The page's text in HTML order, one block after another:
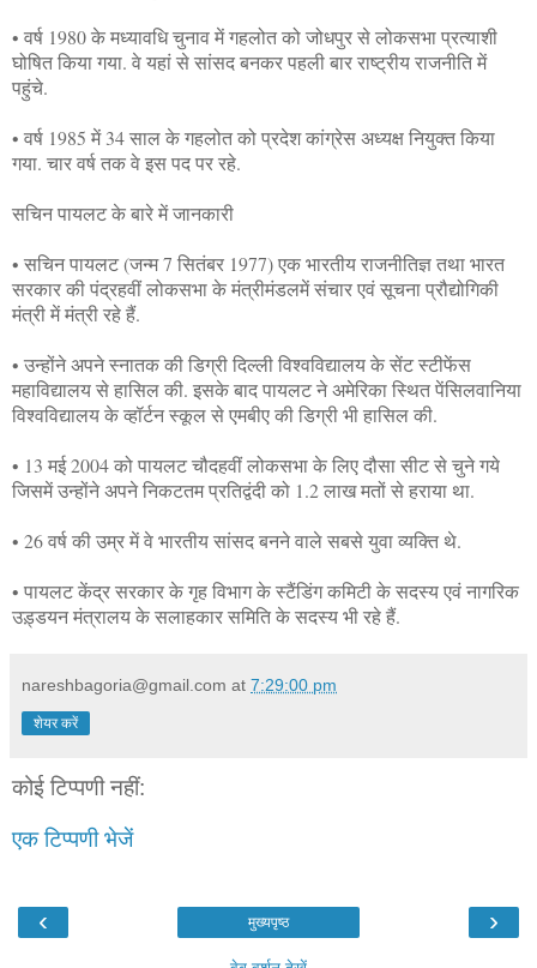
• वर्ष 1980 के मध्यावधि चुनाव में गहलोत को जोधपुर से लोकसभा प्रत्याशी
घोषित किया गया. वे यहां से सांसद बनकर पहली बार राष्ट्रीय राजनीति में
पहुंचे.
• वर्ष 1985 में 34 साल के गहलोत को प्रदेश कांग्रेस अध्यक्ष नियुक्त किया
गया. चार वर्ष तक वे इस पद पर रहे.
सचिन पायलट के बारे में जानकारी
• सचिन पायलट (जन्म 7 सितंबर 1977) एक भारतीय राजनीतिज्ञ तथा भारत
सरकार की पंद्रहवीं लोकसभा के मंत्रीमंडलमें संचार एवं सूचना प्रौद्योगिकी
मंत्री में मंत्री रहे हैं.
• उन्होंने अपने स्नातक की डिग्री दिल्ली विश्वविद्यालय के सेंट स्टीफेंस
महाविद्यालय से हासिल की. इसके बाद पायलट ने अमेरिका स्थित पेंसिलवानिया
विश्वविद्यालय के व्हॉर्टन स्कूल से एमबीए की डिग्री भी हासिल की.
• 13 मई 2004 को पायलट चौदहवीं लोकसभा के लिए दौसा सीट से चुने गये
जिसमें उन्होंने अपने निकटतम प्रतिद्वंदी को 1.2 लाख मतों से हराया था.
• 26 वर्ष की उम्र में वे भारतीय सांसद बनने वाले सबसे युवा व्यक्ति थे.
• पायलट केंद्र सरकार के गृह विभाग के स्टैंडिंग कमिटी के सदस्य एवं नागरिक
उड़्डयन मंत्रालय के सलाहकार समिति के सदस्य भी रहे हैं.
nareshbagoria@gmail.com at 7:29:00 pm
शेयर करें
कोई टिप्पणी नहीं:
एक टिप्पणी भेजें
‹ ›
मुख्यपृष्ठ